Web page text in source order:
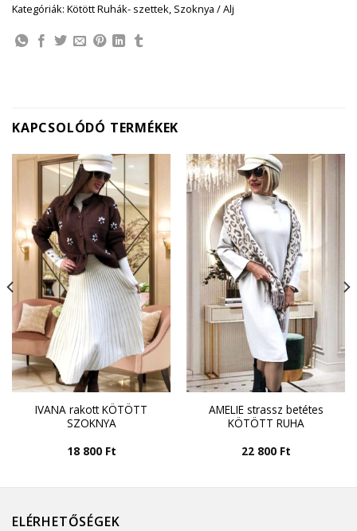
Kategóriák: Kötött Ruhák- szettek, Szoknya / Alj
KAPCSOLÓDÓ TERMÉKEK
IVANA rakott KÖTÖTT
SZOKNYA
18 800 Ft
AMELIE strassz betétes
KÖTÖTT RUHA
22 800 Ft
ELÉRHETŐSÉGEK